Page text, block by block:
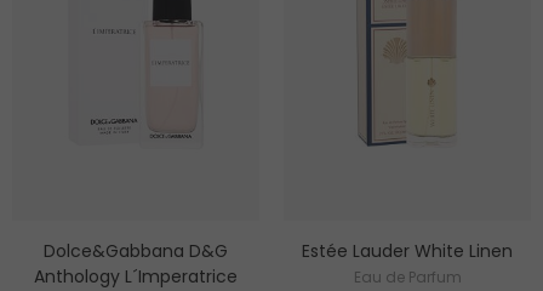
Dolce&Gabbana D&G
Anthology L´Imperatrice
Estée Lauder White Linen
Eau de Parfum